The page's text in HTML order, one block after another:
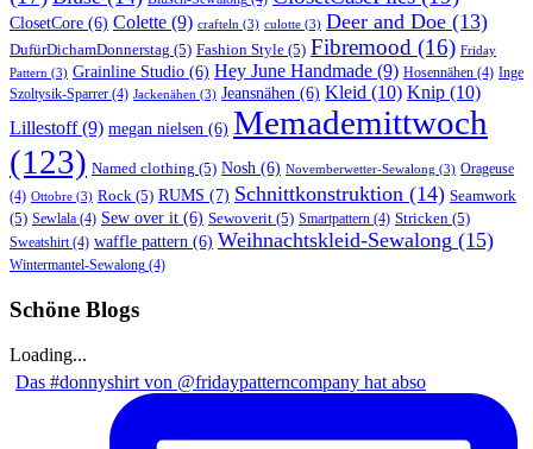
ClosetCore (6) Colette (9) crafteln (3) culotte (3) Deer and Doe (13)
DufürDichamDonnerstag (5) Fashion Style (5) Fibremood (16) Friday
Pattern (3) Grainline Studio (6) Hey June Handmade (9) Hosennähen (4) Inge
Szoltysik-Sparrer (4) Jackenähen (3) Jeansnähen (6) Kleid (10) Knip (10)
Lillestoff(9) megan nielsen (6) Memademittwoch
(123) Named clothing (5) Nosh (6) Novemberwetter-Sewalong (3) Orageuse
(4) Ottobre (3) Rock (5) RUMS (7) Schnittkonstruktion (14) Seamwork
(5) Sewlala (4) Sew over it (6) Sewoverit (5) Smartpattern (4) Stricken (5)
Sweatshirt(4) waffle pattern (6) Weihnachtskleid-Sewalong (15)
Wintermantel-Sewalong (4)
Schöne Blogs
Loading...
Das #donnyshirt von @fridaypatterncompany hat abso